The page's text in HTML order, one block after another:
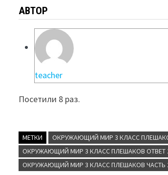
АВТОР
teacher
Посетили 8 раз.
МЕТКИ ОКРУЖАЮЩИЙ МИР 3 КЛАСС
ОКРУЖАЮЩИЙ МИР 3 КЛАСС ПЛЕШАКОВ ОТВЕТ
ОКРУЖАЮЩИЙ МИР 3 КЛАСС ПЛЕШАКОВ ЧАСТЬ